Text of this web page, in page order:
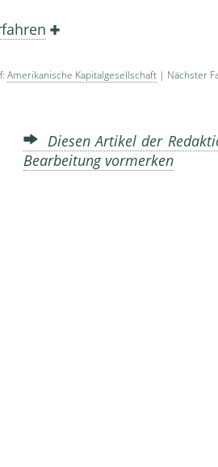
Amerikanische Kapitalgesellschaft | Nächster
Diesen Artikel der
Bearbeitung vormerken